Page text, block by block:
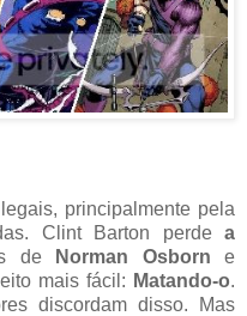
principalmente pela
Clint Barton perde a
de Norman Osborn e
mais fácil: Matando-o.
discordam disso. Mas